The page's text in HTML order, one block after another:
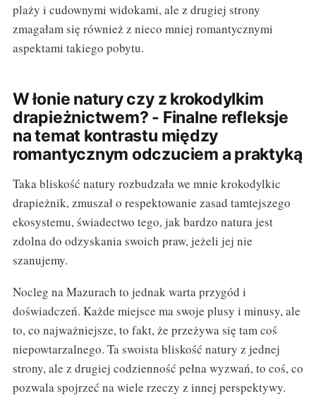
plaży i cudownymi widokami, ale z drugiej strony
zmagałam się również z nieco mniej romantycznymi
aspektami takiego pobytu.
W łonie natury czy z krokodylkim
drapieżnictwem? - Finalne refleksje
na temat kontrastu między
romantycznym odczuciem a praktyką
Taka bliskość natury rozbudzała we mnie krokodylkic
drapieżnik, zmuszał o respektowanie zasad tamtejszego
ekosystemu, świadectwo tego, jak bardzo natura jest
zdolna do odzyskania swoich praw, jeżeli jej nie
szanujemy.
Nocleg na Mazurach to jednak warta przygód i
doświadczeń. Każde miejsce ma swoje plusy i minusy, ale
to, co najważniejsze, to fakt, że przeżywa się tam coś
niepowtarzalnego. Ta swoista bliskość natury z jednej
strony, ale z drugiej codzienność pełna wyzwań, to coś, co
pozwala spojrzeć na wiele rzeczy z innej perspektywy.